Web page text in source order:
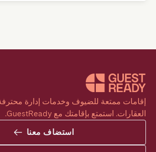
العقارات. استمتع بإقامتك مع GuestReady.
استضاف معنا